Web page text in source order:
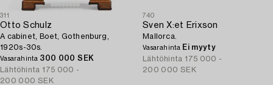
311
Otto Schulz
A cabinet, Boet, Gothenburg,
1920s-30s.
Vasarahinta 300 000 SEK
Lähtöhinta 175 000 -
200 000 SEK
740
Sven X:et Erixson
Mallorca.
Vasarahinta Ei myyty
Lähtöhinta 175 000 -
200 000 SEK